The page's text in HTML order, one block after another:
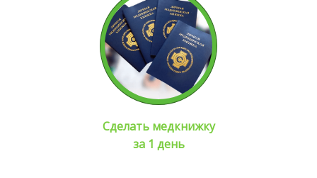
Сделать медкнижку
за 1 день